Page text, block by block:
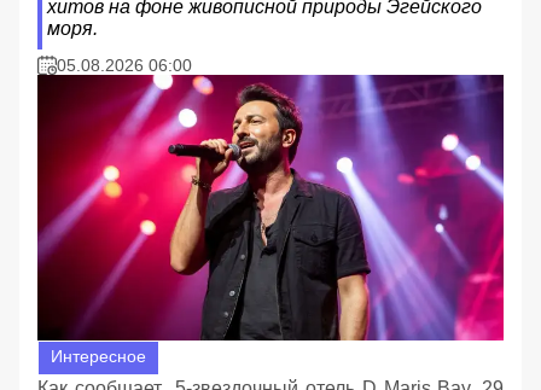
хитов на фоне живописной природы Эгейского
моря.
05.08.2026 06:00
Интересное